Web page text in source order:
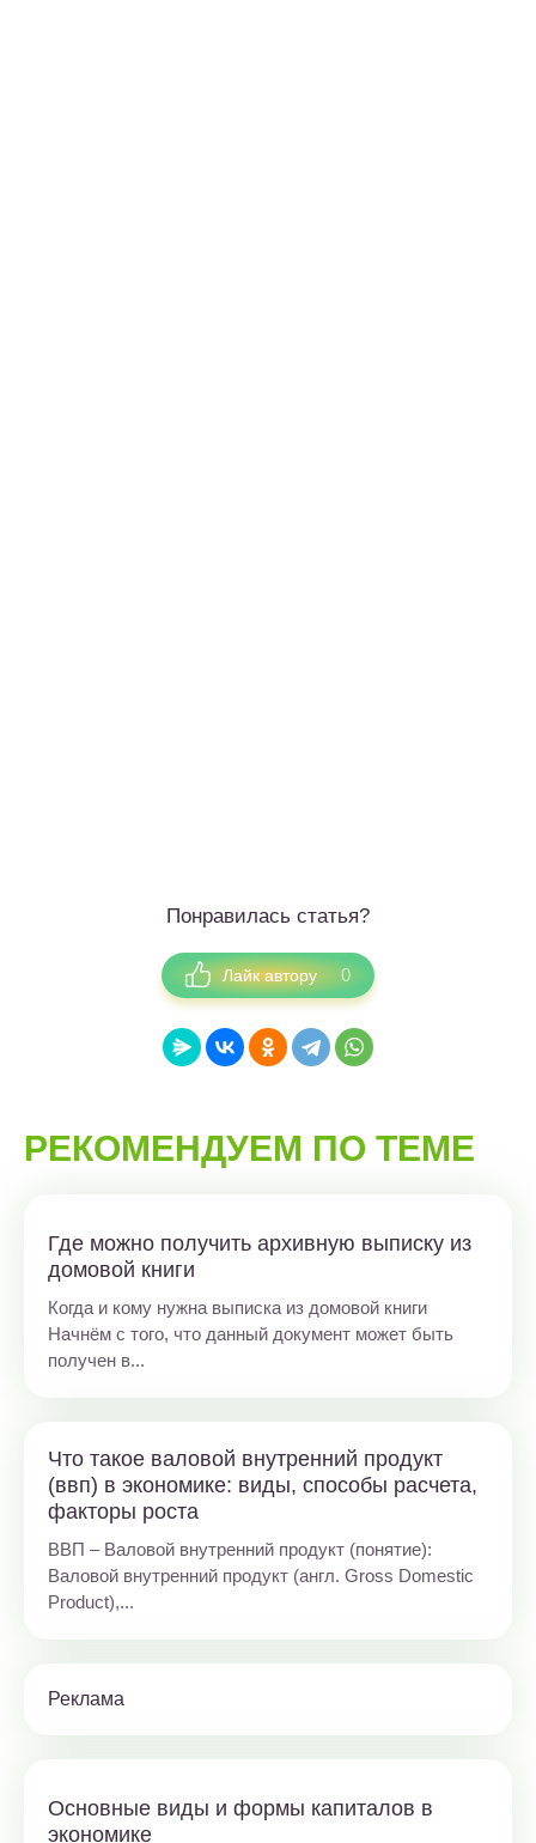
Понравилась статья?
Лайк автору 0
РЕКОМЕНДУЕМ ПО ТЕМЕ
Где можно получить архивную выписку из
домовой книги
Когда и кому нужна выписка из домовой книги
Начнём с того, что данный документ может быть
получен в...
Что такое валовой внутренний продукт
(ввп) в экономике: виды, способы расчета,
факторы роста
ВВП – Валовой внутренний продукт (понятие):
Валовой внутренний продукт (англ. Gross Domestic
Product),...
Реклама
Основные виды и формы капиталов в
экономике